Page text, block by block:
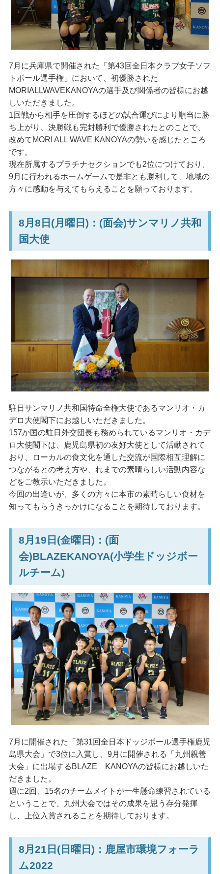
7月に兵庫県で開催された「第43回全日本クラブ女子ソフ
トボール選手権」において、初優勝された
MORIALLWAVEKANOYAの選手及び関係者の皆様にお越
しいただきました。
1回戦から相手を圧倒するほどの試合運びにより順当に勝
ち上がり、決勝戦も完封勝利で優勝されたとのことで、
改めてMORI ALL WAVE KANOYAの勢いを感じたところ
です。
現在所属するプラチナセクションでも2位につけており、
9月に行われるホームゲームで是非とも勝利して、地域の
方々に感動を与えてもらえることを願っております。
8月8日(月曜日)：(面会)サンマリノ共和
国大使
駐日サンマリノ共和国特命全権大使であるマンリオ・カ
デロ大使閣下にお越しいただきました。
157か国の駐日外交団長も務められているマンリオ・カデ
ロ大使閣下は、鹿児島県初の友好大使として活動されて
おり、ローカルの食文化を通した交流が国際相互理解に
つながるとの考え方や、れまでの素晴らしい活動内容な
どをご教示いただきました。
今回の出逢いが、多くの方々に本市の素晴らしい食材を
知ってもらうきっかけになることを期待しております。
8月19日(金曜日)：(面
会)BLAZEKANOYA(小学生ドッジボー
ルチーム)
7月に開催された「第31回全日本ドッジボール選手権鹿児
島県大会」で3位に入賞し、9月に開催される「九州親善
大会」に出場するBLAZE KANOYAの皆様にお越しいた
だきました。
週に2回、15名のチームメイトが一生懸命練習されている
ということで、九州大会ではその成果を思う存分発揮
し、上位入賞されることを期待しております。
8月21日(日曜日)：鹿屋市環境フォーラ
ム2022